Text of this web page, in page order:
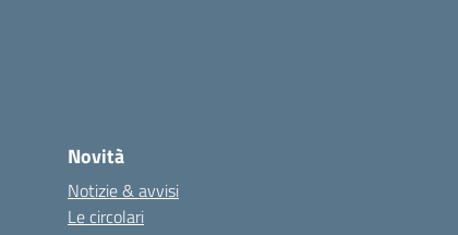
Novità
Notizie & avvisi
Le circolari